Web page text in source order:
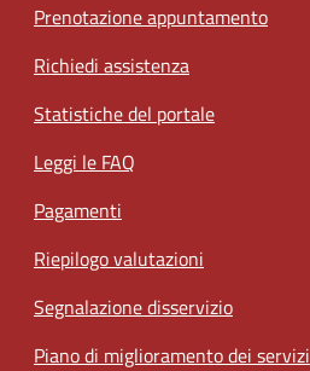
Prenotazione appuntamento
Richiedi assistenza
Statistiche del portale
Leggi le FAQ
Pagamenti
Riepilogo valutazioni
Segnalazione disservizio
Piano di miglioramento dei servizi